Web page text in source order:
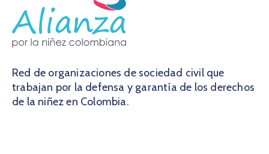
Red de organizaciones de sociedad civil que
trabajan por la defensa y garantía de los derechos
de la niñez en Colombia.